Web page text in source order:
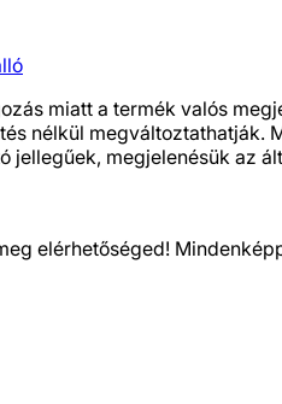
miatt a termék valós
nélkül megváltoztathatják.
megjelenésük az
elérhetőséged!